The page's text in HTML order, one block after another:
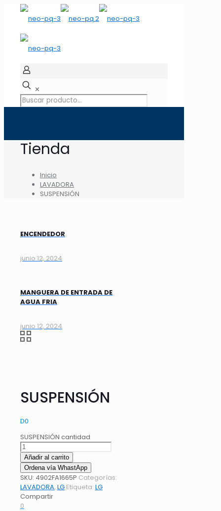
✕
Tienda
Inicio
LAVADORA
SUSPENSIÓN
ENCENDEDOR
junio 12, 2024
MANGUERA DE ENTRADA DE
AGUA FRIA
junio 12, 2024
SUSPENSIÓN
D0
SUSPENSIÓN cantidad
Añadir al carrito
Ordena vía WhastApp
SKU: 4902FA1665P Categorías:
LAVADORA, LG Etiqueta: LG
Compartir
0